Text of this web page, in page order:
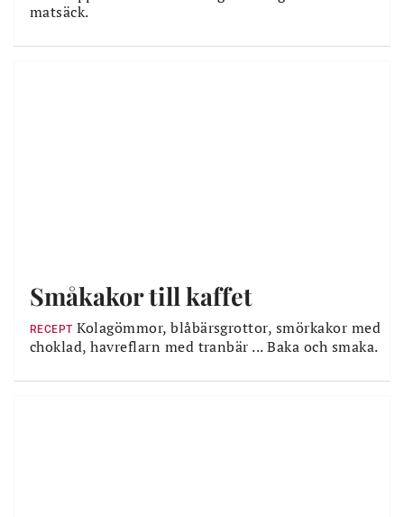
matsäck.
Småkakor till kaffet
RECEPT Kolagömmor, blåbärsgrottor, smörkakor med
choklad, havreflarn med tranbär ... Baka och smaka.